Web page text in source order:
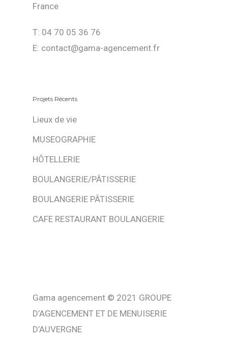
France
T: 04 70 05 36 76
E: contact@gama-agencement.fr
Projets Récents
Lieux de vie
MUSEOGRAPHIE
HÔTELLERIE
BOULANGERIE/PÂTISSERIE
BOULANGERIE PÂTISSERIE
CAFE RESTAURANT BOULANGERIE
Gama agencement © 2021 GROUPE
D’AGENCEMENT ET DE MENUISERIE
D’AUVERGNE